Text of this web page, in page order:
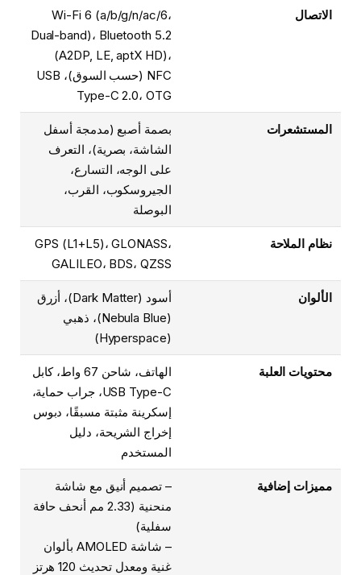
الاتصال
Wi-Fi 6 (a/b/g/n/ac/6،
Dual-band)، Bluetooth 5.2
(A2DP, LE, aptX HD)،
NFC (حسب السوق)، USB
Type-C 2.0، OTG
المستشعرات
بصمة أصبع (مدمجة أسفل
الشاشة، بصرية)، التعرف
على الوجه، التسارع،
الجيروسكوب، القرب،
البوصلة
نظام الملاحة
GPS (L1+L5)، GLONASS،
GALILEO، BDS، QZSS
الألوان
أسود (Dark Matter)، أزرق
(Nebula Blue)، ذهبي
(Hyperspace)
محتويات العلبة
الهاتف، شاحن 67 واط، كابل
USB Type-C، جراب حماية،
إسكرينة مثبتة مسبقًا، دبوس
إخراج الشريحة، دليل
المستخدم
مميزات إضافية
– تصميم أنيق مع شاشة
منحنية (2.33 مم أنحف حافة
سفلية)
– شاشة AMOLED بألوان
غنية ومعدل تحديث 120 هرتز